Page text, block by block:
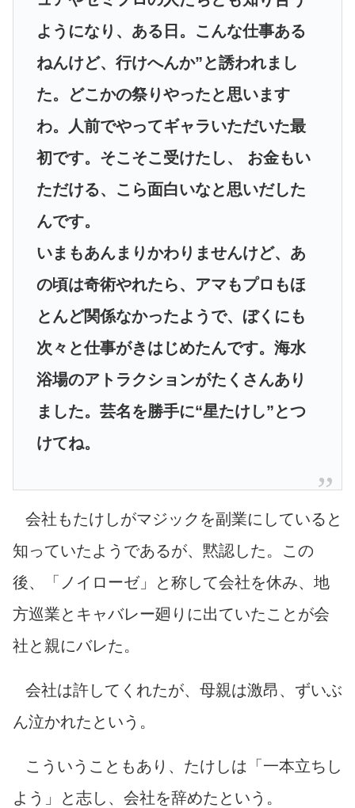
ようになり、ある日。こんな仕事ある
ねんけど、行けへんか”と誘われまし
た。どこかの祭りやったと思います
わ。人前でやってギャラいただいた最
初です。そこそこ受けたし、 お金もい
ただける、こら面白いなと思いだした
んです。
いまもあんまりかわりませんけど、あ
の頃は奇術やれたら、アマもプロもほ
とんど関係なかったようで、ぼくにも
次々と仕事がきはじめたんです。海水
浴場のアトラクションがたくさんあり
ました。芸名を勝手に“星たけし”とつ
けてね。
会社もたけしがマジックを副業にしていると
知っていたようであるが、黙認した。この
後、「ノイローゼ」と称して会社を休み、地
方巡業とキャバレー廻りに出ていたことが会
社と親にバレた。
会社は許してくれたが、母親は激昂、ずいぶ
ん泣かれたという。
こういうこともあり、たけしは「一本立ちし
よう」と志し、会社を辞めたという。